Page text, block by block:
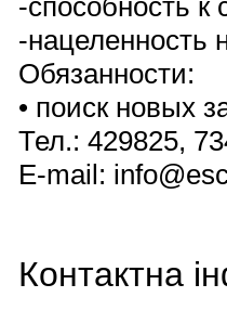
-способность
-нацеленность
Обязанности:
• поиск новых
Тел.: 429825,
E-mail:
Контактна